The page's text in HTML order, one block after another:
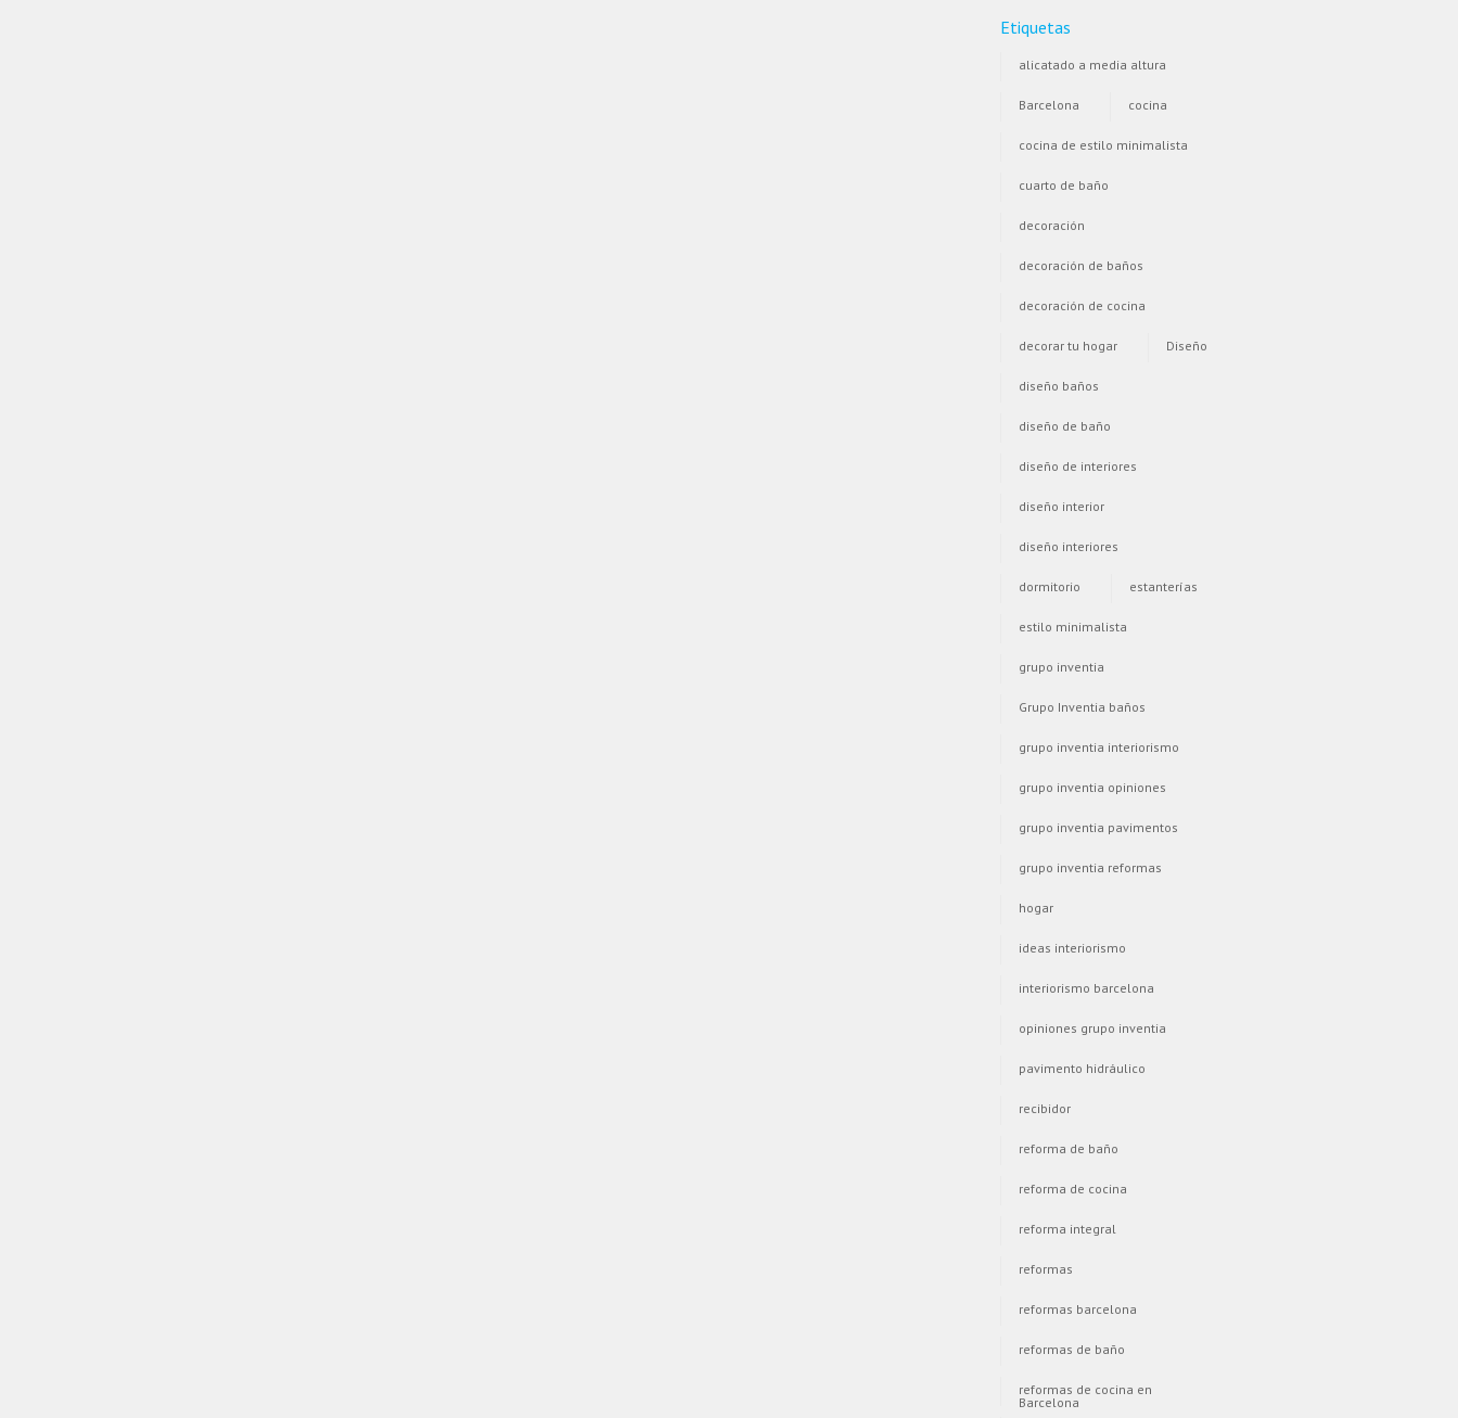
Etiquetas
alicatado a media altura
Barcelona cocina
cocina de estilo minimalista
cuarto de baño
decoración
decoración de baños
decoración de cocina
decorar tu hogar Diseño
diseño baños
diseño de baño
diseño de interiores
diseño interior
diseño interiores
dormitorio estanterías
estilo minimalista
grupo inventia
Grupo Inventia baños
grupo inventia interiorismo
grupo inventia opiniones
grupo inventia pavimentos
grupo inventia reformas
hogar
ideas interiorismo
interiorismo barcelona
opiniones grupo inventia
pavimento hidráulico
recibidor
reforma de baño
reforma de cocina
reforma integral
reformas
reformas barcelona
reformas de baño
reformas de cocina en
Barcelona